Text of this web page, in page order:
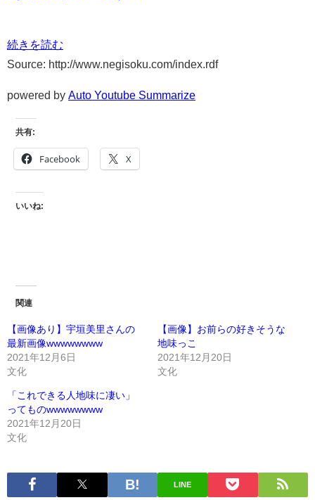
続きを読む
Source: http://www.negisoku.com/index.rdf
powered by Auto Youtube Summarize
共有:
Facebook X
いいね:
関連
【画像あり】宇垣美里さんの
最新画像wwwwwwww
2021年12月6日
文化
【画像】お前らの好きそうな
地味っこ
2021年12月20日
文化
「これできる人地味に凄い」
ってものwwwwwwww
2021年12月20日
文化
LINE